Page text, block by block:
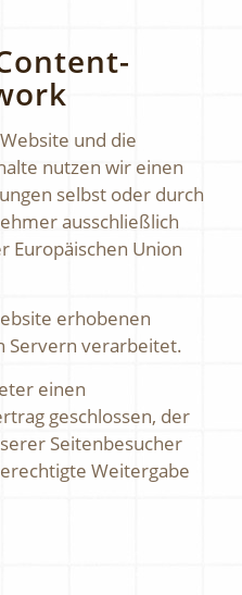
und die
nutzen wir einen
selbst oder durch
ausschließlich
Europäischen Union
erhobenen
Servern verarbeitet.
einen
geschlossen, der
Seitenbesucher
Weitergabe